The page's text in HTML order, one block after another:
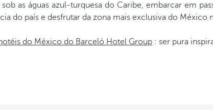
as águas azul-turquesa do Caribe, embarcar em
do país e desfrutar da zona mais exclusiva do México
do México do Barceló Hotel Group : ser pura